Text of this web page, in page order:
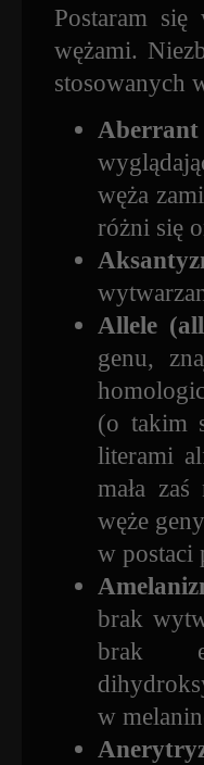
Postaram się
wężami.
stosowanych
Aberrant
węża
różni się
Allele
genu,
(o takim
literami
mała
węże
w postaci
brak
brak
w